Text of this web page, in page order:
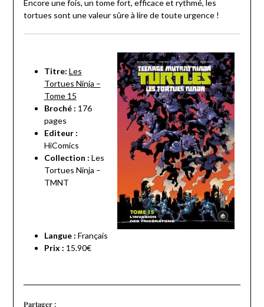
Encore une fois, un tome fort, efficace et rythmé, les
tortues sont une valeur sûre à lire de toute urgence !
Titre: Les
Tortues Ninja –
Tome 15
Broché : 176
pages
Editeur :
HiComics
Collection : Les
Tortues Ninja –
TMNT
Langue : Français
Prix : 15.90€
Partager :